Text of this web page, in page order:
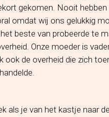
gekomen. Nooit
omdat wij ons gelukkig
beste van probeerde te
Onze moeder is
ook de overheid die zich
als je van het kastje naar